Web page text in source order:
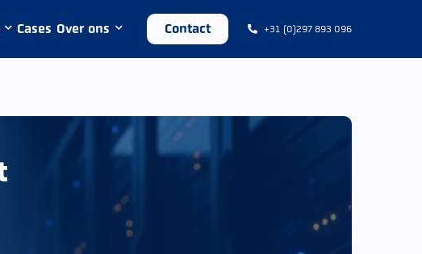
Cases Over ons Contact +31 (0)297 893 096